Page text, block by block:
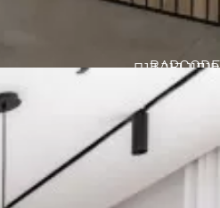
חיפוי קיר דגם
BARCODE